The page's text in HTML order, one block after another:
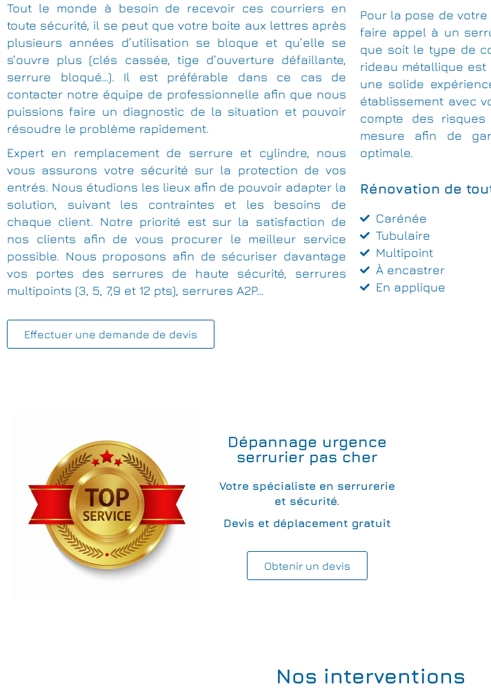
Tout le monde à besoin de recevoir ces courriers en
toute sécurité, il se peut que votre boite aux lettres après
plusieurs années d’utilisation se bloque et qu’elle se
s’ouvre plus (clés cassée, tige d’ouverture défaillante,
serrure bloqué…). Il est préférable dans ce cas de
contacter notre équipe de professionnelle afin que nous
puissions faire un diagnostic de la situation et pouvoir
résoudre le problème rapidement.
Expert en remplacement de serrure et cylindre, nous
vous assurons votre sécurité sur la protection de vos
entrés. Nous étudions les lieux afin de pouvoir adapter la
solution, suivant les contraintes et les besoins de
chaque client. Notre priorité est sur la satisfaction de
nos clients afin de vous procurer le meilleur service
possible. Nous proposons afin de sécuriser davantage
vos portes des serrures de haute sécurité, serrures
multipoints (3, 5, 7,9 et 12 pts), serrures A2P…
Effectuer une demande de devis
Pour la pose de
faire appel à un
que soit le type de
rideau métallique est
une solide
établissement avec
compte des
mesure afin de
optimale.
Rénovation de
Carénée
Tubulaire
Multipoint
À encastrer
En applique
Dépannage urgence
serrurier pas cher
Votre spécialiste en serrurerie
et sécurité.
Devis et déplacement gratuit
Obtenir un devis
Nos interventions